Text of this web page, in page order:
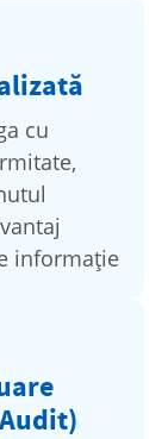
cu
informație